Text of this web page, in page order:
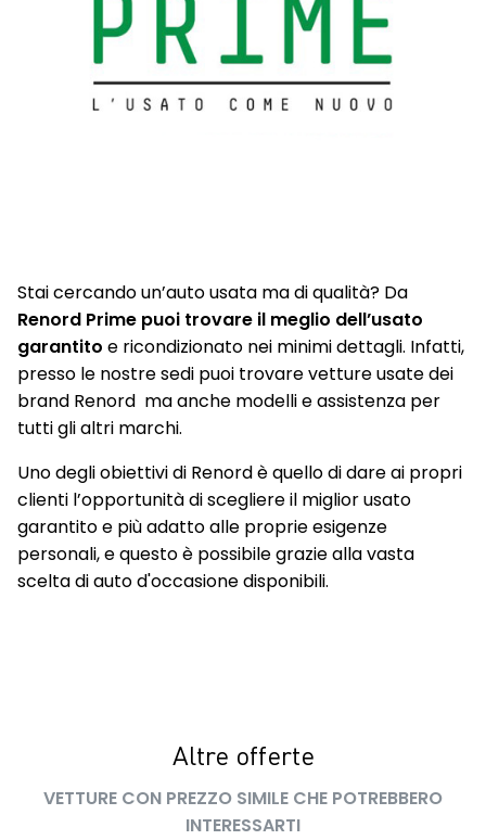
Stai cercando un’auto usata ma di qualità? Da
Renord Prime puoi trovare il meglio dell’usato
garantito e ricondizionato nei minimi dettagli. Infatti,
presso le nostre sedi puoi trovare vetture usate dei
brand Renord ma anche modelli e assistenza per
tutti gli altri marchi.
Uno degli obiettivi di Renord è quello di dare ai propri
clienti l’opportunità di scegliere il miglior usato
garantito e più adatto alle proprie esigenze
personali, e questo è possibile grazie alla vasta
scelta di auto d'occasione disponibili.
Altre offerte
VETTURE CON PREZZO SIMILE CHE POTREBBERO
INTERESSARTI